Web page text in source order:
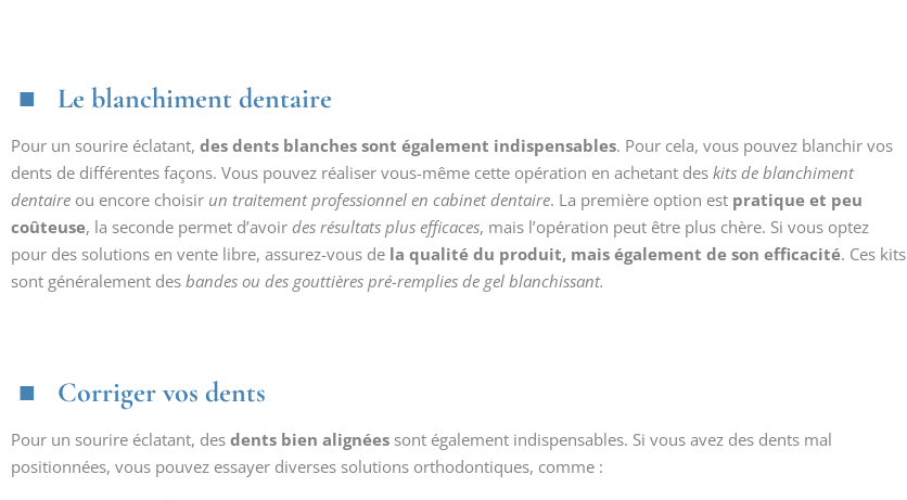
Le blanchiment dentaire
Pour un sourire éclatant, des dents blanches sont également indispensables. Pour cela, vous pouvez blanchir vos
dents de différentes façons. Vous pouvez réaliser vous-même cette opération en achetant des kits de blanchiment
dentaire ou encore choisir un traitement professionnel en cabinet dentaire. La première option est pratique et peu
coûteuse, la seconde permet d’avoir des résultats plus efficaces, mais l’opération peut être plus chère. Si vous optez
pour des solutions en vente libre, assurez-vous de la qualité du produit, mais également de son efficacité. Ces kits
sont généralement des bandes ou des gouttières pré-remplies de gel blanchissant.
Corriger vos dents
Pour un sourire éclatant, des dents bien alignées sont également indispensables. Si vous avez des dents mal
positionnées, vous pouvez essayer diverses solutions orthodontiques, comme :